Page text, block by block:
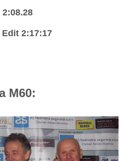
2:17:17
M60: